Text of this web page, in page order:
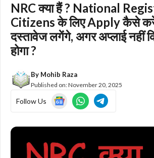
NRC क्या हैं ? National
Citizens के लिए Apply कैसे करें,
दस्तावेज लगेंगे, अगर अप्लाई नहीं
होगा ?
By Mohib Raza
Published on:November 20, 2025
Follow Us